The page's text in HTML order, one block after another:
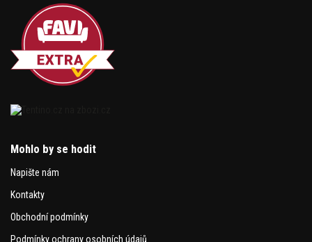
Mohlo by se hodit
Napište nám
Kontakty
Obchodní podmínky
Podmínky ochrany osobních údajů